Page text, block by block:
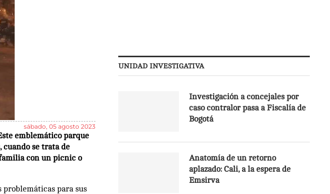
sábado, 05 agosto 2023
emblemático parque
cuando se trata de
con un picnic o
problemáticas para sus
UNIDAD INVESTIGATIVA
Investigación a concejales por
caso contralor pasa a Fiscalía de
Bogotá
Anatomía de un retorno
aplazado: Cali, a la espera de
Emsirva